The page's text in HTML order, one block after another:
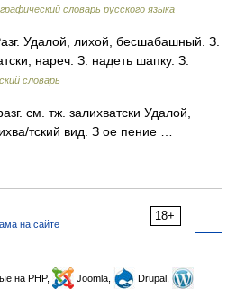
словарь русского языка
Удалой, лихой, бесшабашный. З.
нареч. З. надеть шапку. З.
словарь
см. тж. залихватски Удалой,
тский вид. З ое пение …
18+
на сайте
на PHP, Joomla,
Drupal,